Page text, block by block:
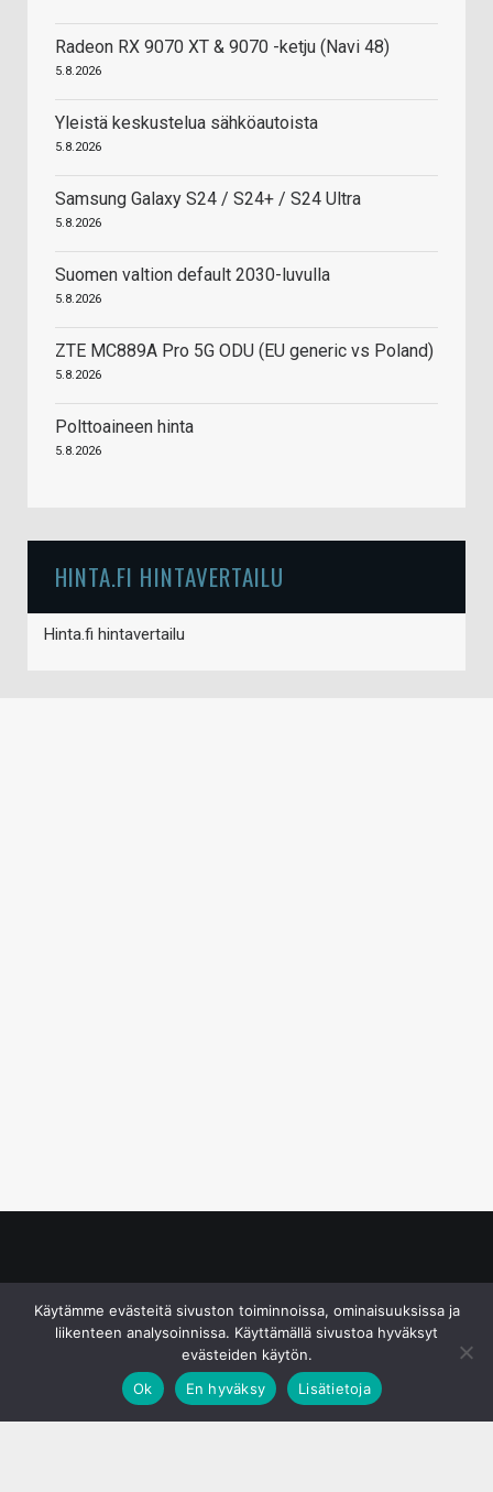
Radeon RX 9070 XT & 9070 -ketju (Navi 48)
5.8.2026
Yleistä keskustelua sähköautoista
5.8.2026
Samsung Galaxy S24 / S24+ / S24 Ultra
5.8.2026
Suomen valtion default 2030-luvulla
5.8.2026
ZTE MC889A Pro 5G ODU (EU generic vs Poland)
5.8.2026
Polttoaineen hinta
5.8.2026
HINTA.FI HINTAVERTAILU
Hinta.fi hintavertailu
Käytämme evästeitä sivuston toiminnoissa, ominaisuuksissa ja
liikenteen analysoinnissa. Käyttämällä sivustoa hyväksyt
evästeiden käytön.
Ok
En hyväksy Lisätietoja